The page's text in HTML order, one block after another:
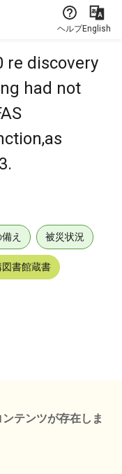
ヘルプEnglish
re discovery
had not
え 被災状況
書館蔵書
テンツが存在しま